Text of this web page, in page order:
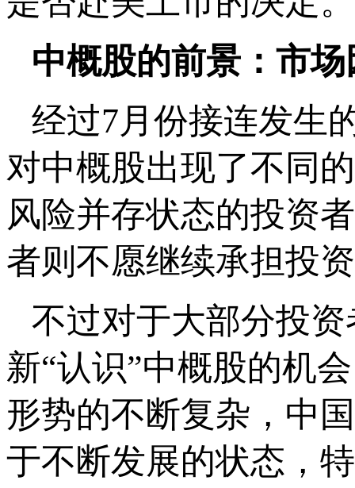
中概股的前景：市
经过7月份接连发生
对中概股出现了不同
风险并存状态的投资
者则不愿继续承担投
不过对于大部分投
新“认识”中概股的机
形势的不断复杂，中
于不断发展的状态，